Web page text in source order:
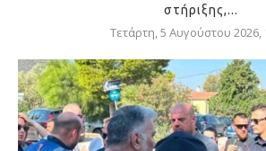
στήριξης,...
Τετάρτη, 5 Αυγούστου 2026,